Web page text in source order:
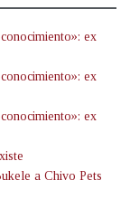
ex
ex
ex
a Chivo Pets